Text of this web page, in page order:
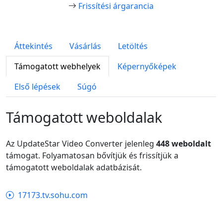
Frissítési árgarancia
Áttekintés Vásárlás
Letöltés
Támogatott webhelyek
Képernyőképek
Első lépések
Súgó
Támogatott weboldalak
Az UpdateStar Video Converter jelenleg 448 weboldalt
támogat. Folyamatosan bővítjük és frissítjük a
támogatott weboldalak adatbázisát.
17173.tv.sohu.com